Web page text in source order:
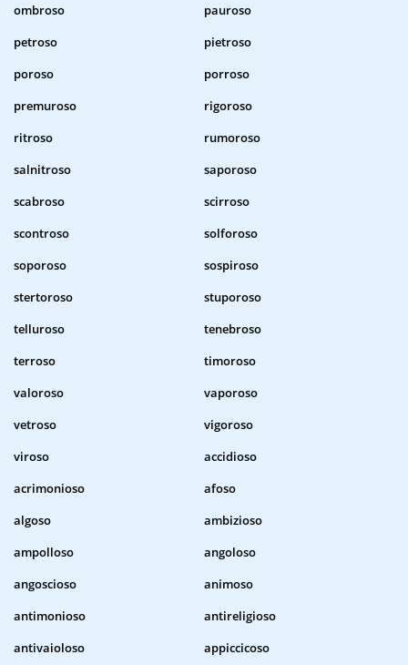
ombroso
pauroso
petroso
pietroso
poroso
porroso
premuroso
rigoroso
ritroso
rumoroso
salnitroso
saporoso
scabroso
scirroso
scontroso
solforoso
soporoso
sospiroso
stertoroso
stuporoso
telluroso
tenebroso
terroso
timoroso
valoroso
vaporoso
vetroso
vigoroso
viroso
accidioso
acrimonioso
afoso
algoso
ambizioso
ampolloso
angoloso
angoscioso
animoso
antimonioso
antireligioso
antivaioloso
appiccicoso